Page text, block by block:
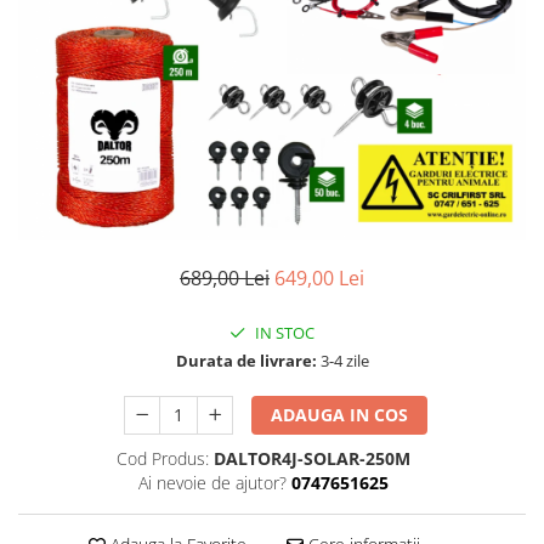
Izolatori pentru poartǎ
Izolatori Speciali
Izolatori pentru sistem T-POST
Pachete Gard electric
Gard electric pentru Animale
sălbatice
Gard Electric pentru Bovine, Oi,
Gard electric pentru Cai, Câini,
Gard Electric pentru Vaci și Oi
Accesorii gard Electric
Alimentator Gard Electric
Cabluri Auxiliare
689,00 Lei 649,00 Lei
IN STOC
Durata de livrare: 3-4 zile
ADAUGA IN COS
Cod Produs: DALTOR4J-SOLAR-250M
Ai nevoie de ajutor? 0747651625